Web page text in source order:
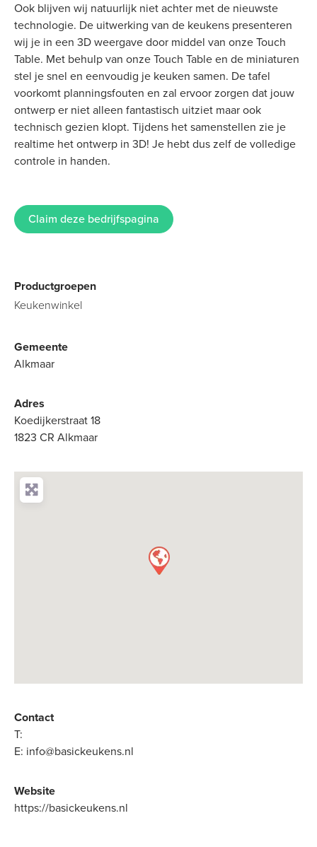
Ook blijven wij natuurlijk niet achter met de nieuwste
technologie. De uitwerking van de keukens presenteren
wij je in een 3D weergave door middel van onze Touch
Table. Met behulp van onze Touch Table en de miniaturen
stel je snel en eenvoudig je keuken samen. De tafel
voorkomt planningsfouten en zal ervoor zorgen dat jouw
ontwerp er niet alleen fantastisch uitziet maar ook
technisch gezien klopt. Tijdens het samenstellen zie je
realtime het ontwerp in 3D! Je hebt dus zelf de volledige
controle in handen.
Claim deze bedrijfspagina
Productgroepen
Keukenwinkel
Gemeente
Alkmaar
Adres
Koedijkerstraat 18
1823 CR Alkmaar
Contact
T:
E: info@basickeukens.nl
Website
https://basickeukens.nl